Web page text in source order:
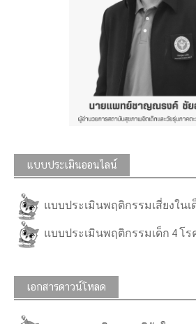
แบบประเมินออนไลน์
แบบประเมินพฤติกรรมเสี่ยงใน
แบบประเมินพฤติกรรมเด็ก 4 โร
เอกสารดาวน์โหลด